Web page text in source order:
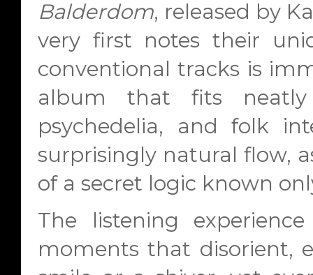
Balderdom, released by
very first notes their
conventional tracks is
album that fits neatly
psychedelia, and folk
surprisingly natural flow,
of a secret logic known
The listening
moments that disorient,